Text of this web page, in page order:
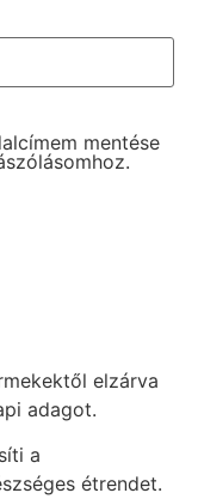
mentése
elzárva
adagot.
a
étrendet.